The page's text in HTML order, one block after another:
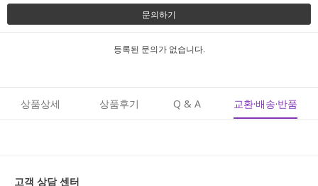
문의하기
등록된 문의가 없습니다.
상품상세 상품후기 Q & A 교환·배송·반품
고객 상담 센터